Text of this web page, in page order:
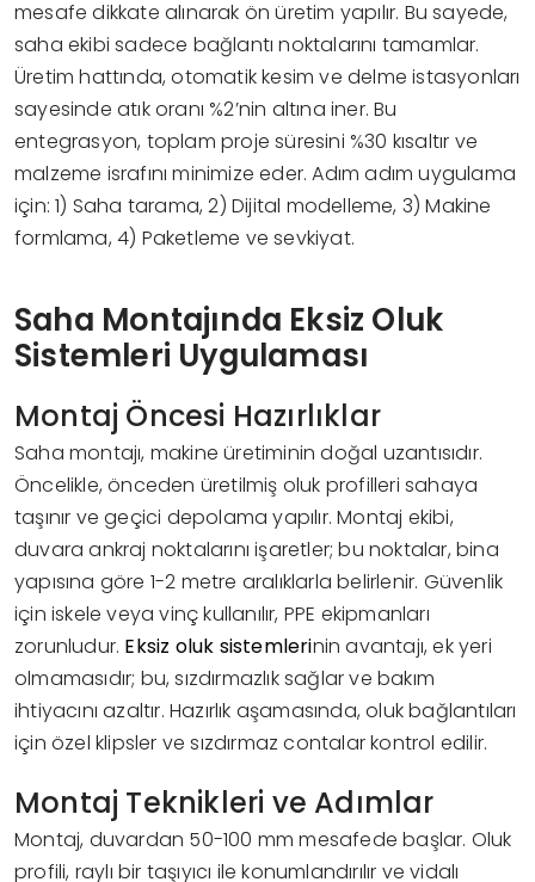
mesafe dikkate alınarak ön üretim yapılır. Bu sayede,
saha ekibi sadece bağlantı noktalarını tamamlar.
Üretim hattında, otomatik kesim ve delme istasyonları
sayesinde atık oranı %2’nin altına iner. Bu
entegrasyon, toplam proje süresini %30 kısaltır ve
malzeme israfını minimize eder. Adım adım uygulama
için: 1) Saha tarama, 2) Dijital modelleme, 3) Makine
formlama, 4) Paketleme ve sevkiyat.
Saha Montajında Eksiz Oluk
Sistemleri Uygulaması
Montaj Öncesi Hazırlıklar
Saha montajı, makine üretiminin doğal uzantısıdır.
Öncelikle, önceden üretilmiş oluk profilleri sahaya
taşınır ve geçici depolama yapılır. Montaj ekibi,
duvara ankraj noktalarını işaretler; bu noktalar, bina
yapısına göre 1-2 metre aralıklarla belirlenir. Güvenlik
için iskele veya vinç kullanılır, PPE ekipmanları
zorunludur. Eksiz oluk sistemlerinin avantajı, ek yeri
olmamasıdır; bu, sızdırmazlık sağlar ve bakım
ihtiyacını azaltır. Hazırlık aşamasında, oluk bağlantıları
için özel klipsler ve sızdırmaz contalar kontrol edilir.
Montaj Teknikleri ve Adımlar
Montaj, duvardan 50-100 mm mesafede başlar. Oluk
profili, raylı bir taşıyıcı ile konumlandırılır ve vidalı